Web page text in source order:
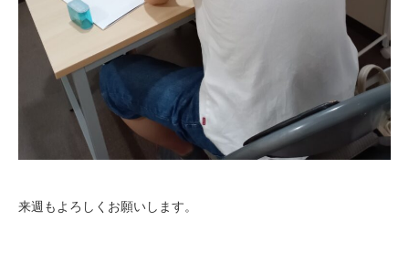
来週もよろしくお願いします。